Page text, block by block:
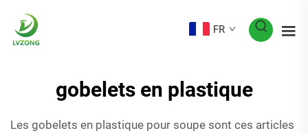
FR
gobelets en plastique
Les gobelets en plastique pour soupe sont ces articles